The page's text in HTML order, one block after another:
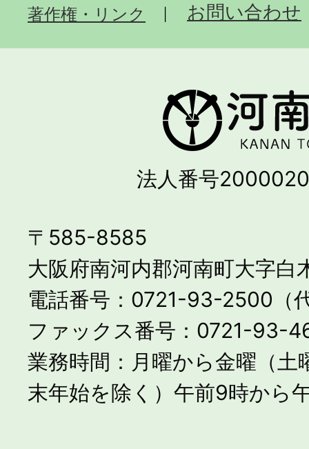
著作権・リンク
お問い合わせ
法人番号
〒585-8585
大阪府南河内郡河南町大字白
電話番号：0721-93-2500（
ファックス番号：0721-93-
業務時間：月曜から金曜（土
末年始を除く）午前9時から